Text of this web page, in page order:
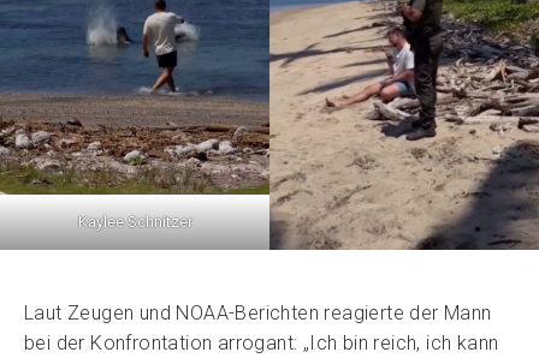
Kaylee Schnitzer
Laut Zeugen und NOAA-Berichten reagierte der Mann
bei der Konfrontation arrogant: „Ich bin reich, ich kann